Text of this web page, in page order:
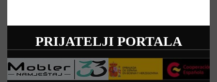
PRIJATELJI PORTALA